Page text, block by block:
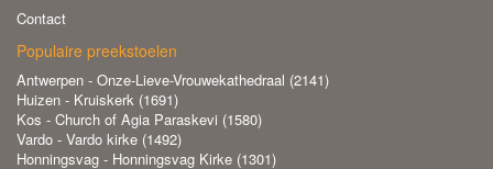
Contact
Populaire preekstoelen
Antwerpen - Onze-Lieve-Vrouwekathedraal (2141)
Huizen - Kruiskerk (1691)
Kos - Church of Agia Paraskevi (1580)
Vardo - Vardo kirke (1492)
Honningsvag - Honningsvag Kirke (1301)